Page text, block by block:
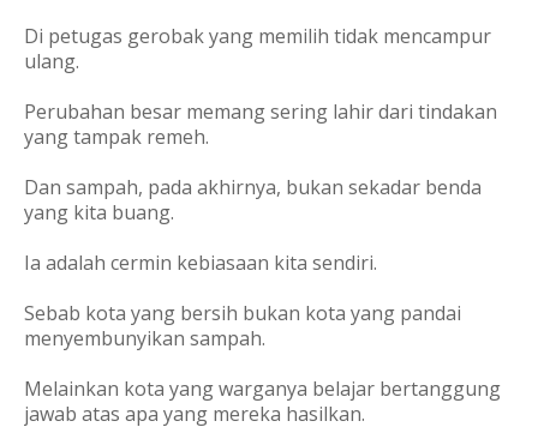
Di petugas gerobak yang memilih tidak mencampur
ulang.
Perubahan besar memang sering lahir dari tindakan
yang tampak remeh.
Dan sampah, pada akhirnya, bukan sekadar benda
yang kita buang.
Ia adalah cermin kebiasaan kita sendiri.
Sebab kota yang bersih bukan kota yang pandai
menyembunyikan sampah.
Melainkan kota yang warganya belajar bertanggung
jawab atas apa yang mereka hasilkan.